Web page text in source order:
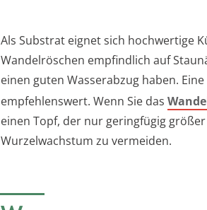
Als Substrat eignet sich hochwertige
Wandelröschen empfindlich auf
einen guten Wasserabzug haben.
empfehlenswert. Wenn Sie das
einen Topf, der nur geringfügig
Wurzelwachstum zu vermeiden.